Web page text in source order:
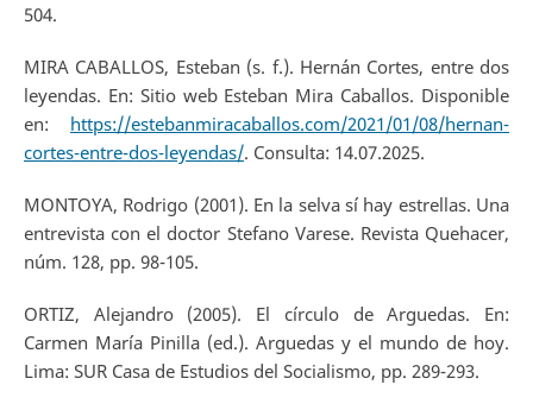
504.
MIRA CABALLOS, Esteban (s. f.). Hernán Cortes, entre dos
leyendas. En: Sitio web Esteban Mira Caballos. Disponible
en: https://estebanmiracaballos.com/2021/01/08/hernan-
cortes-entre-dos-leyendas/. Consulta: 14.07.2025.
MONTOYA, Rodrigo (2001). En la selva sí hay estrellas. Una
entrevista con el doctor Stefano Varese. Revista Quehacer,
núm. 128, pp. 98-105.
ORTIZ, Alejandro (2005). El círculo de Arguedas. En:
Carmen María Pinilla (ed.). Arguedas y el mundo de hoy.
Lima: SUR Casa de Estudios del Socialismo, pp. 289-293.